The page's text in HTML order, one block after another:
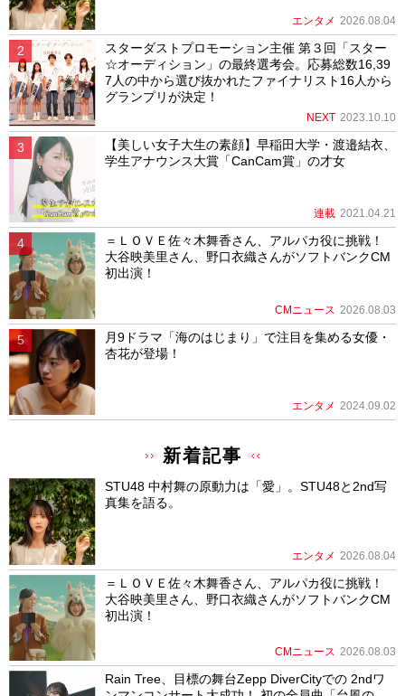
エンタメ 2026.08.04
スターダストプロモーション主催 第３回「スター
☆オーディション」の最終選考会。応募総数16,39
7人の中から選び抜かれたファイナリスト16人から
グランプリが決定！
NEXT 2023.10.10
【美しい女子大生の素顔】早稲田大学・渡邉結衣、
学生アナウンス大賞「CanCam賞」の才女
連載 2021.04.21
＝ＬＯＶＥ佐々木舞香さん、アルパカ役に挑戦！
大谷映美里さん、野口衣織さんがソフトバンクCM
初出演！
CMニュース 2026.08.03
月9ドラマ「海のはじまり」で注目を集める女優・
杏花が登場！
エンタメ 2024.09.02
新着記事
STU48 中村舞の原動力は「愛」。STU48と2nd写
真集を語る。
エンタメ 2026.08.04
＝ＬＯＶＥ佐々木舞香さん、アルパカ役に挑戦！
大谷映美里さん、野口衣織さんがソフトバンクCM
初出演！
CMニュース 2026.08.03
Rain Tree、目標の舞台Zepp DiverCityでの 2ndワ